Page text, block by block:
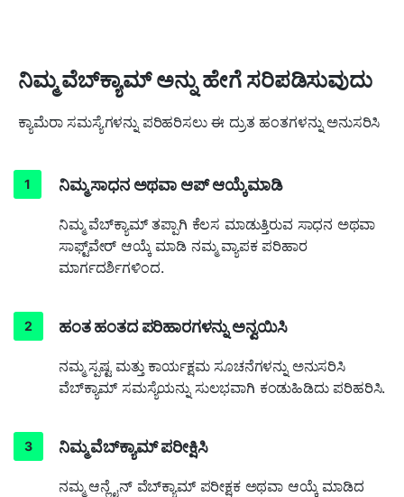
ನಿಮ್ಮ ವೆಬ್‌ಕ್ಯಾಮ್ ಅನ್ನು ಹೇಗೆ ಸರಿಪಡಿಸುವುದು
ಕ್ಯಾಮೆರಾ ಸಮಸ್ಯೆಗಳನ್ನು ಪರಿಹರಿಸಲು ಈ ದ್ರುತ ಹಂತಗಳನ್ನು ಅನುಸರಿಸಿ
ನಿಮ್ಮ ಸಾಧನ ಅಥವಾ ಆಪ್ ಆಯ್ಕೆಮಾಡಿ
ನಿಮ್ಮ ವೆಬ್‌ಕ್ಯಾಮ್ ತಪ್ಪಾಗಿ ಕೆಲಸ ಮಾಡುತ್ತಿರುವ ಸಾಧನ ಅಥವಾ
ಸಾಫ್ಟ್‌ವೇರ್ ಆಯ್ಕೆ ಮಾಡಿ ನಮ್ಮ ವ್ಯಾಪಕ ಪರಿಹಾರ
ಮಾರ್ಗದರ್ಶಿಗಳಿಂದ.
ಹಂತ ಹಂತದ ಪರಿಹಾರಗಳನ್ನು ಅನ್ವಯಿಸಿ
ನಮ್ಮ ಸ್ಪಷ್ಟ ಮತ್ತು ಕಾರ್ಯಕ್ಷಮ ಸೂಚನೆಗಳನ್ನು ಅನುಸರಿಸಿ
ವೆಬ್‌ಕ್ಯಾಮ್ ಸಮಸ್ಯೆಯನ್ನು ಸುಲಭವಾಗಿ ಕಂಡುಹಿಡಿದು ಪರಿಹರಿಸಿ.
ನಿಮ್ಮ ವೆಬ್‌ಕ್ಯಾಮ್ ಪರೀಕ್ಷಿಸಿ
ನಮ್ಮ ಆನ್ಲೈನ್ ವೆಬ್‌ಕ್ಯಾಮ್ ಪರೀಕ್ಷಕ ಅಥವಾ ಆಯ್ಕೆ ಮಾಡಿದ